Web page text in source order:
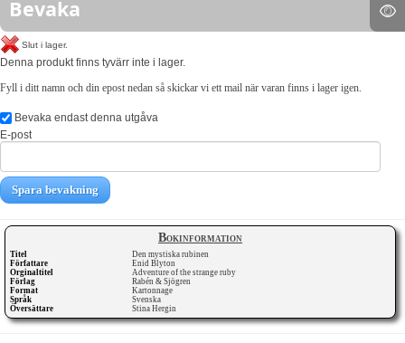
Bokinformation
Titel
Den mystiska rubinen
Författare
Enid Blyton
Orginaltitel
Adventure of the strange ruby
Förlag
Rabén & Sjögren
Format
Kartonnage
Språk
Svenska
Översättare
Stina Hergin
Bevaka
Slut i lager.
Denna produkt finns tyvärr inte i lager.
Fyll i ditt namn och din epost nedan så skickar vi ett mail när varan finns i lager igen.
Bevaka endast denna utgåva
E-post
Spara bevakning